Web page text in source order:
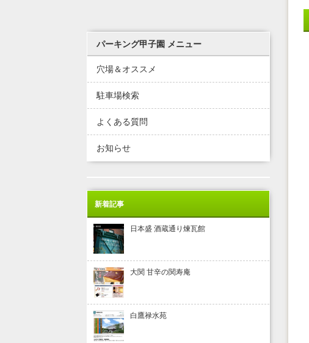
パーキング甲子園 メニュー
穴場＆オススメ
駐車場検索
よくある質問
お知らせ
新着記事
日本盛 酒蔵通り煉瓦館
大関 甘辛の関寿庵
白鷹禄水苑